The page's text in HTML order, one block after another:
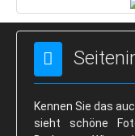
Hotel-Tipps
Kennen Sie das
sieht schöne